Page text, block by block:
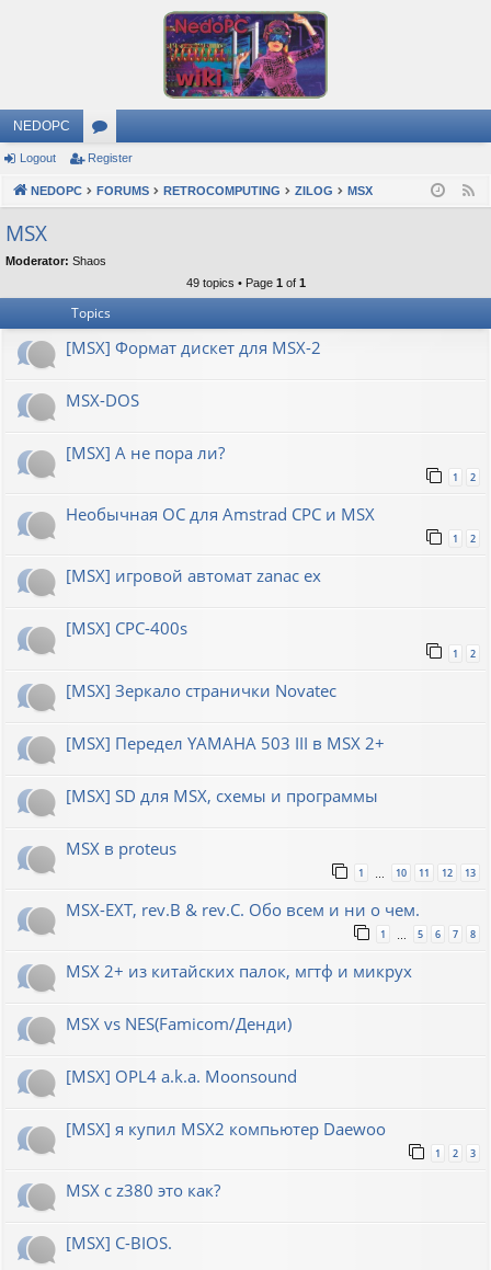
NEDOPC
or
u
s
Logout Register
NEDOPC FORUMS RETROCOMPUTING ZILOG MSX
MSX
Moderator: Shaos
49 topics • Page 1 of 1
Topics
[MSX] Формат дискет для MSX-2
MSX-DOS
[MSX] А не пора ли?
1 2
Необычная ОС для Amstrad CPC и MSX
1 2
[MSX] игровой автомат zanac ex
[MSX] CPC-400s
1 2
[MSX] Зеркало странички Novatec
[MSX] Передел YAMAHA 503 III в MSX 2+
[MSX] SD для MSX, схемы и программы
MSX в proteus
1 10 11 12 13
MSX-EXT, rev.B & rev.C. Обо всем и ни о чем.
1 5 6 7 8
MSX 2+ из китайских палок, мгтф и микрух
MSX vs NES(Famicom/Денди)
[MSX] OPL4 a.k.a. Moonsound
[MSX] я купил MSX2 компьютер Daewoo
1 2 3
MSX с z380 это как?
[MSX] C-BIOS.